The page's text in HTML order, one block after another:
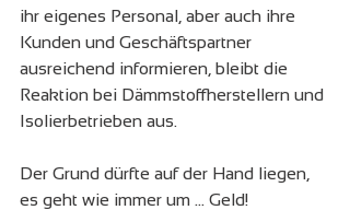
ihr eigenes Personal, aber auch ihre
Kunden und Geschäftspartner
ausreichend informieren, bleibt die
Reaktion bei Dämmstoffherstellern und
Isolierbetrieben aus.
Der Grund dürfte auf der Hand liegen,
es geht wie immer um ... Geld!